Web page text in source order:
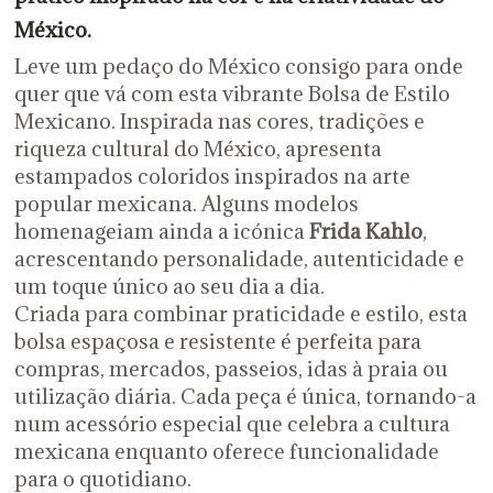
México.
Leve um pedaço do México consigo para onde
quer que vá com esta vibrante Bolsa de Estilo
Mexicano. Inspirada nas cores, tradições e
riqueza cultural do México, apresenta
estampados coloridos inspirados na arte
popular mexicana. Alguns modelos
homenageiam ainda a icónicaFrida Kahlo,
acrescentando personalidade, autenticidade e
um toque único ao seu dia a dia.
Criada para combinar praticidade e estilo, esta
bolsa espaçosa e resistente é perfeita para
compras, mercados, passeios, idas à praia ou
utilização diária. Cada peça é única, tornando-a
num acessório especial que celebra a cultura
mexicana enquanto oferece funcionalidade
para o quotidiano.